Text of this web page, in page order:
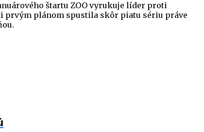
štartu ZOO vyrukuje líder proti
plánom spustila skôr piatu sériu práve